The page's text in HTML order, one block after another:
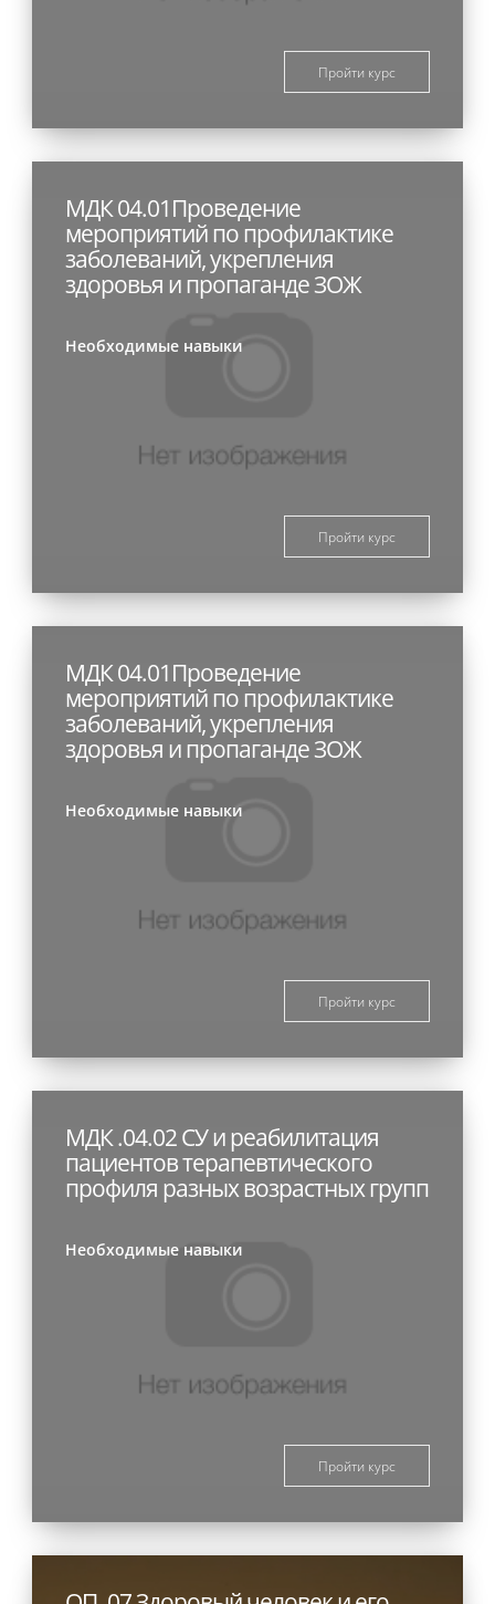
Пройти курс
МДК 04.01Проведение
мероприятий по профилактике
заболеваний, укрепления
здоровья и пропаганде ЗОЖ
Необходимые навыки
Пройти курс
МДК 04.01Проведение
мероприятий по профилактике
заболеваний, укрепления
здоровья и пропаганде ЗОЖ
Необходимые навыки
Пройти курс
МДК .04.02 СУ и реабилитация
пациентов терапевтического
профиля разных возрастных групп
Необходимые навыки
Пройти курс